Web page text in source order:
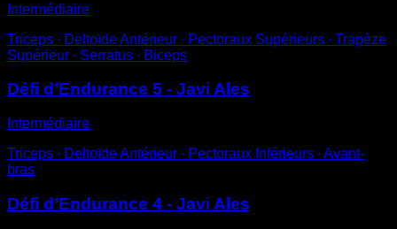
Intermédiaire
Triceps ∙ Deltoïde Antérieur ∙ Pectoraux Supérieurs ∙ Trapèze
Supérieur ∙ Serratus ∙ Biceps
Défi d’Endurance 5 - Javi Ales
Intermédiaire
Triceps ∙ Deltoïde Antérieur ∙ Pectoraux Inférieurs ∙ Avant-
bras
Défi d’Endurance 4 - Javi Ales